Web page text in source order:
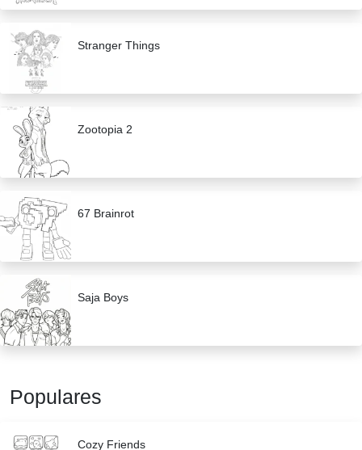
Stranger Things
Zootopia 2
67 Brainrot
Saja Boys
Populares
Cozy Friends